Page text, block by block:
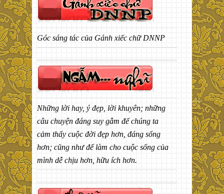
Góc sáng tác của Gánh xiếc chữ DNNP
Những lời hay, ý đẹp, lời khuyên; những
câu chuyện đáng suy gẫm để chúng ta
cảm thấy cuộc đời đẹp hơn, đáng sống
hơn; cũng như để làm cho cuộc sống của
mình dễ chịu hơn, hữu ích hơn.